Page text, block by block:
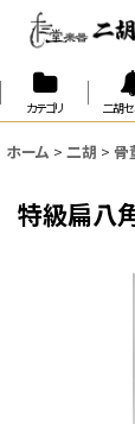
カテゴリ 二胡
ホーム > 二胡 > 骨
特級扁八